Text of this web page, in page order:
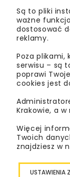
ROZMOWA Z
PREZESEM ZARZĄDU
specjalność
Są to pliki
ważne
dostosować
reklamy.
Poza plikami,
serwisu – są
poprawi
cookies jest
Krakowie, a
Więcej
Twoich
znajdziesz w
USTAWIENIA